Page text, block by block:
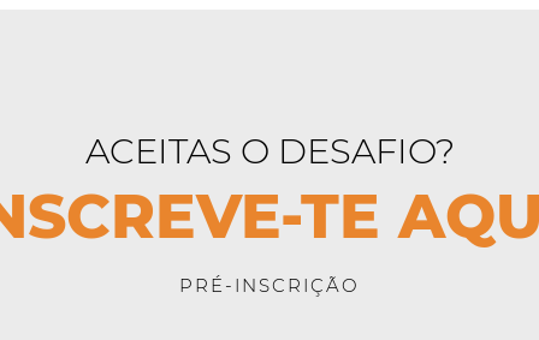
ACEITAS O DESAFIO?
TE
PRÉ-INSCRIÇÃO